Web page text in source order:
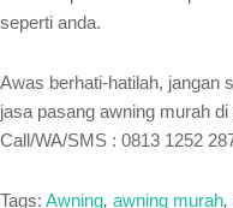
seperti anda.
Awas berhati-hatilah, jangan
jasa pasang awning murah
Call/WA/SMS : 0813 1252
Tags: Awning, awning murah,